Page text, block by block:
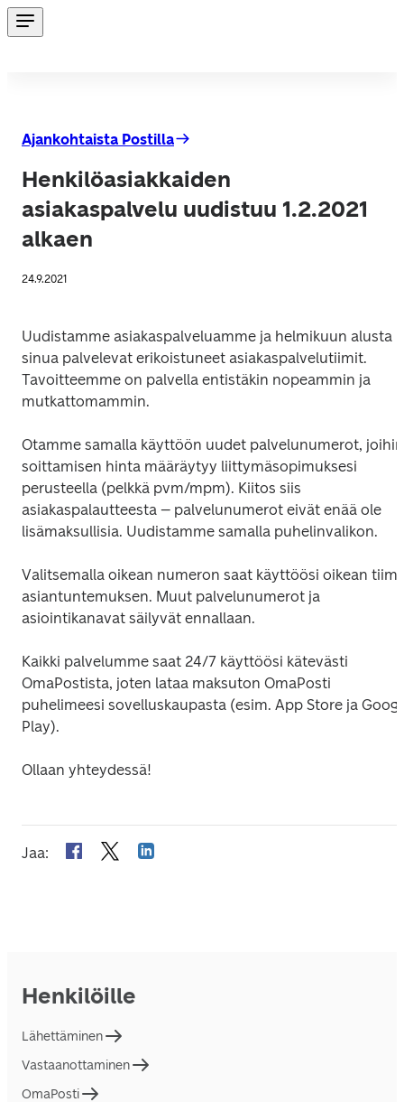
Ajankohtaista Postilla
Henkilöasiakkaiden
asiakaspalvelu uudistuu 1.2.2021
alkaen
24.9.2021
Uudistamme asiakaspalveluamme ja helmikuun alusta
sinua palvelevat erikoistuneet asiakaspalvelutiimit.
Tavoitteemme on palvella entistäkin nopeammin ja
mutkattomammin.
Otamme samalla käyttöön uudet palvelunumerot, joihin
soittamisen hinta määräytyy liittymäsopimuksesi
perusteella (pelkkä pvm/mpm). Kiitos siis
asiakaspalautteesta – palvelunumerot eivät enää ole
lisämaksullisia. Uudistamme samalla puhelinvalikon.
Valitsemalla oikean numeron saat käyttöösi oikean
asiantuntemuksen. Muut palvelunumerot ja
asiointikanavat säilyvät ennallaan.
Kaikki palvelumme saat 24/7 käyttöösi kätevästi
OmaPostista, joten lataa maksuton OmaPosti
puhelimeesi sovelluskaupasta (esim. App Store ja
Play).
Ollaan yhteydessä!
Jaa:
Henkilöille
Lähettäminen
Vastaanottaminen
OmaPosti